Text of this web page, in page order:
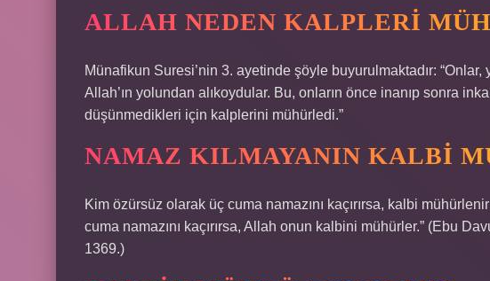
ALLAH NEDEN KALPLERI
Münafikun Suresi’nin 3. ayetinde şöyle buyurulmaktadır:
Allah’ın yolundan alıkoydular. Bu, onların önce inanıp sonra
düşünmedikleri için kalplerini mühürledi.”
NAMAZ KILMAYANIN KALBI
Kim özürsüz olarak üç cuma namazını kaçırırsa, kalbi
cuma namazını kaçırırsa, Allah onun kalbini mühürler.” (Ebu
1369.)